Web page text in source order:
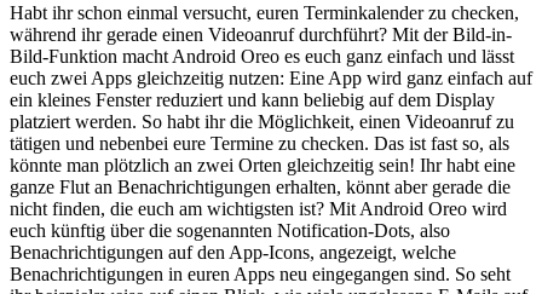
Habt ihr schon einmal versucht, euren Terminkalender zu checken,
während ihr gerade einen Videoanruf durchführt? Mit der Bild-in-
Bild-Funktion macht Android Oreo es euch ganz einfach und lässt
euch zwei Apps gleichzeitig nutzen: Eine App wird ganz einfach auf
ein kleines Fenster reduziert und kann beliebig auf dem Display
platziert werden. So habt ihr die Möglichkeit, einen Videoanruf zu
tätigen und nebenbei eure Termine zu checken. Das ist fast so, als
könnte man plötzlich an zwei Orten gleichzeitig sein! Ihr habt eine
ganze Flut an Benachrichtigungen erhalten, könnt aber gerade die
nicht finden, die euch am wichtigsten ist? Mit Android Oreo wird
euch künftig über die sogenannten Notification-Dots, also
Benachrichtigungen auf den App-Icons, angezeigt, welche
Benachrichtigungen in euren Apps neu eingegangen sind. So seht